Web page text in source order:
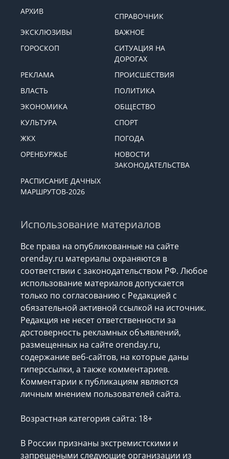
АРХИВ
СПРАВОЧНИК
ЭКСКЛЮЗИВЫ
ВАЖНОЕ
ГОРОСКОП
СИТУАЦИЯ НА
ДОРОГАХ
РЕКЛАМА
ПРОИСШЕСТВИЯ
ВЛАСТЬ
ПОЛИТИКА
ЭКОНОМИКА
ОБЩЕСТВО
КУЛЬТУРА
СПОРТ
ЖКХ
ПОГОДА
ОРЕНБУРЖЬЕ
НОВОСТИ
ЗАКОНОДАТЕЛЬСТВА
РАСПИСАНИЕ ДАЧНЫХ
МАРШРУТОВ-2026
Использование материалов
Все права на опубликованные на сайте
orenday.ru материалы охраняются в
соответствии с законодательством РФ. Любое
использование материалов допускается
только по согласованию с Редакцией с
обязательной активной ссылкой на источник.
Редакция не несет ответственности за
достоверность рекламных объявлений,
размещенных на сайте orenday.ru,
содержание веб-сайтов, на которые даны
гиперссылки, а также комментариев.
Комментарии к публикациям являются
личным мнением пользователей сайта.
Возрастная категория сайта: 18+
В России признаны экстремистскими и
запрещеными следующие организации из